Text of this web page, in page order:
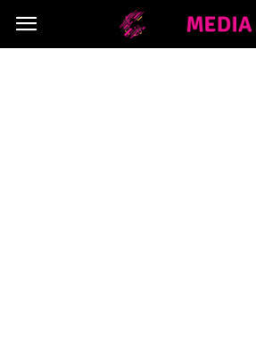
Copymedia.pl